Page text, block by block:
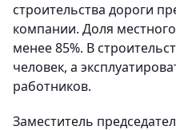
строительства дороги
компании. Доля
менее 85%. В
человек, а
работников.
Заместитель